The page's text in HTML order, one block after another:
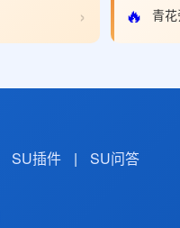
› 🔥 青
SU插件 | SU问答